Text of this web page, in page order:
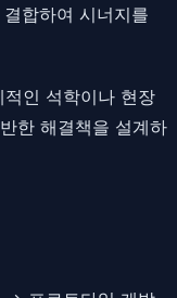
합하여 시너지를
인 석학이나 현장
한 해결책을 설계하